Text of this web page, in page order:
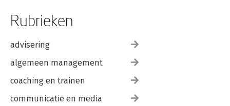
Rubrieken
advisering
algemeen management
coaching en trainen
communicatie en media